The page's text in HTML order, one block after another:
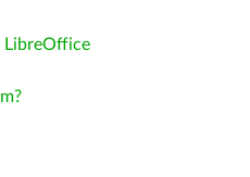
LibreOffice